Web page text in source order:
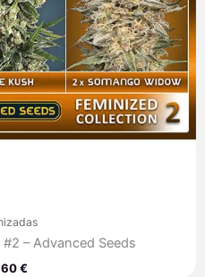
– Advanced Seeds
€